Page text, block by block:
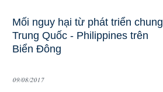
Mối nguy hại từ phát triển chung
Trung Quốc - Philippines trên
Biển Đông
09/08/2017